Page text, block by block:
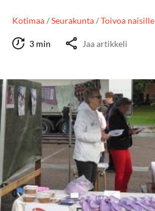
Kotimaa/Seurakunta/Toivoa naisille
3 min Jaa artikkeli